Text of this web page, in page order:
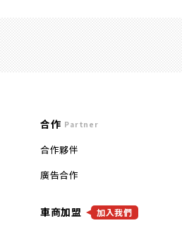
合作 Partner
合作夥伴
廣告合作
車商加盟 加入我們